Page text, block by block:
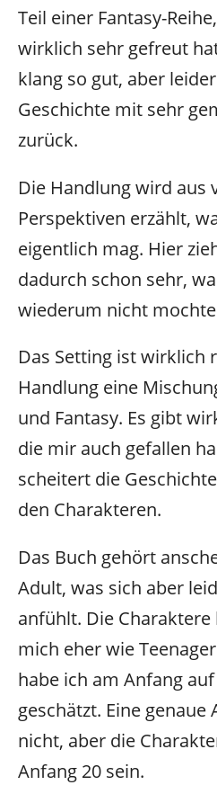
Teil einer Fantasy-
wirklich sehr gefreut
klang so gut, aber
Geschichte mit sehr
zurück.
Die Handlung wird aus
Perspektiven erzählt,
eigentlich mag. Hier
dadurch schon sehr,
wiederum nicht
Das Setting ist wirklich
Handlung eine
und Fantasy. Es gibt
die mir auch gefallen
scheitert die
den Charakteren.
Das Buch gehört
Adult, was sich aber
anfühlt. Die
mich eher wie
habe ich am Anfang
geschätzt. Eine genaue
nicht, aber die
Anfang 20 sein.